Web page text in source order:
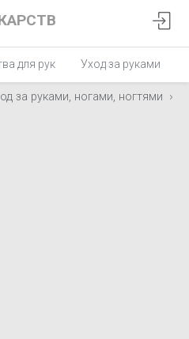
для рук Уход за руками
за руками, ногами, ногтями